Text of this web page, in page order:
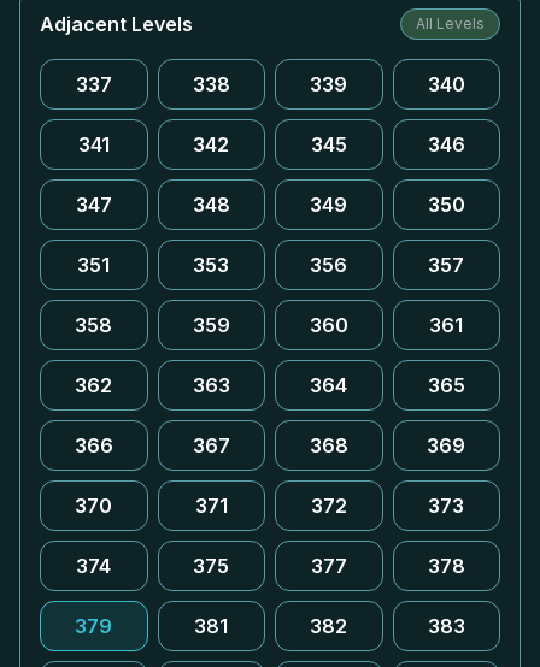
Adjacent Levels All Levels
337 338 339 340
341 342 345 346
347 348 349 350
351 353 356 357
358 359 360 361
362 363 364 365
366 367 368 369
370 371 372 373
374 375 377 378
379 381 382 383